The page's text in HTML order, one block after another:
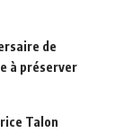
de
à préserver
Talon